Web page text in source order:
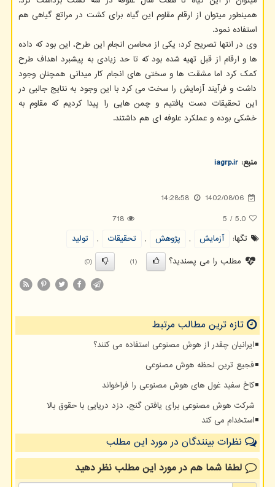
همینطور میتوان از ارقام مقاوم این گیاه برای کشت در مراتع گیاهی هم
استفاده نمود.
وی در انتها تصریح کرد: یکی از محاسن انجام این طرح، این بود که داده
ها و ارقام از قبل تهیه شده بود که تا حد زیادی به پیشبرد اهداف طرح
کمک کرد اما مشقت ها و سختی های انجام کار میدانی همچنان وجود
داشت و فرآیند آزمایش را سخت می کرد با این وجود به نتایج جالبی در
این تحقیقات دست یافتیم و چمن هایی را پیدا کردیم که مقاوم به
خشکی بوده و عملکرد علوفه ای هم داشتند.
منبع: iagrp.ir
1402/08/06
14:28:58
5.0
/
5
718
تگها:
آزمایش , پژوهش , تحقیقات ,
تولید
مطلب را می پسندید؟
(1)
(0)
تازه ترین مطالب مرتبط
ایرانیان چقدر از هوش مصنوعی استفاده می کنند؟
فجیع ترین لحظه هوش مصنوعی
کاخ سفید غول های هوش مصنوعی را فراخواند
شرکت هوش مصنوعی برای یافتن گنج، دزد دریایی با حقوق بالا
استخدام می کند
نظرات بینندگان در مورد این مطلب
لطفا شما همدر مورد این مطلبنظر دهید